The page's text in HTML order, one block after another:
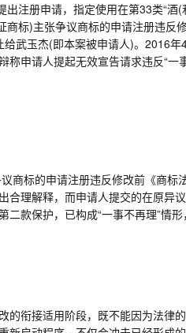
注册申请，指定使用在第33类“酒
标)主张争议商标的申请注册违反
给武玉杰(即本案被申请人)。2016
申请人提起无效宣告请求违反“一
商标的申请注册违反修改前《商标
理解释，而申请人提交的在原异
二款保护，已构成“一事不再理”情
的衔接适用阶段，既不能因为法律